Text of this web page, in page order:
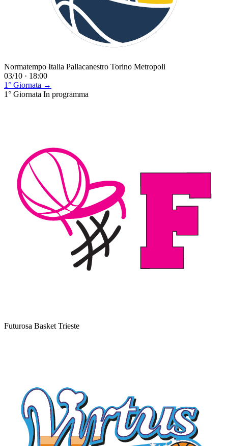
Normatempo Italia Pallacanestro Torino Metropoli
03/10 · 18:00
1° Giornata →
1° Giornata In programma
Futurosa Basket Trieste